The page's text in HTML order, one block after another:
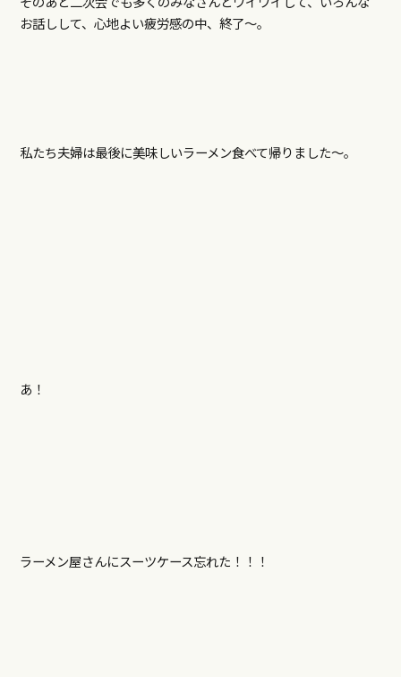
お話しして、心地よい疲労感の中、終了～。
私たち夫婦は最後に美味しいラーメン食べて帰りました～。
あ！
ラーメン屋さんにスーツケース忘れた！！！